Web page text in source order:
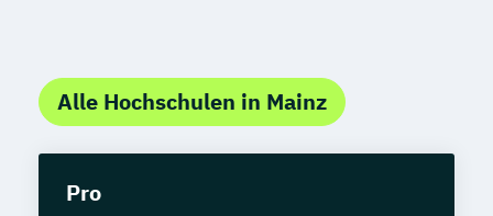
Alle Hochschulen in Mainz
Pro